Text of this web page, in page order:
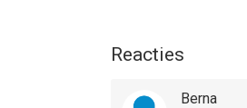
Reacties
Berna